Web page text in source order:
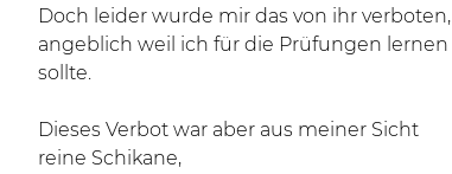
Doch leider wurde mir das von ihr verboten,
angeblich weil ich für die Prüfungen lernen
sollte.
Dieses Verbot war aber aus meiner Sicht
reine Schikane,